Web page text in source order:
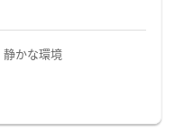
静かな環境